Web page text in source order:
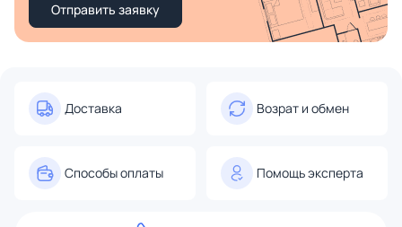
Отправить заявку
Доставка Возрат и обмен
Способы оплаты Помощь эксперта